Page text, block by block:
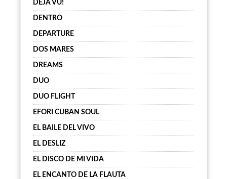
DÉJÀ VU!
DENTRO
DEPARTURE
DOS MARES
DREAMS
DUO
DUO FLIGHT
EFORI CUBAN SOUL
EL BAILE DEL VIVO
EL DESLIZ
EL DISCO DE MI VIDA
EL ENCANTO DE LA FLAUTA